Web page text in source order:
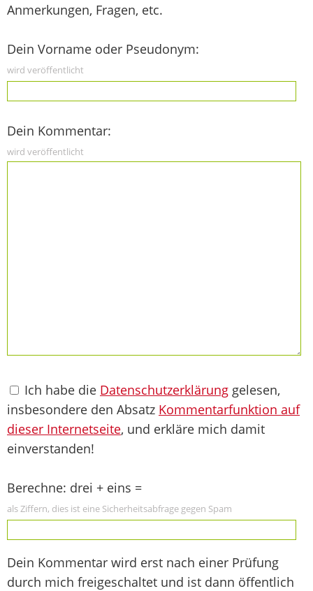
Anmerkungen, Fragen, etc.
Dein Vorname oder Pseudonym:
wird veröffentlicht
Dein Kommentar:
wird veröffentlicht
Ich habe die Datenschutzerklärung gelesen,
insbesondere den Absatz Kommentarfunktion auf
dieser Internetseite, und erkläre mich damit
einverstanden!
Berechne: drei + eins =
als Ziffern, dies ist eine Sicherheitsabfrage gegen Spam
Dein Kommentar wird erst nach einer Prüfung
durch mich freigeschaltet und ist dann öffentlich